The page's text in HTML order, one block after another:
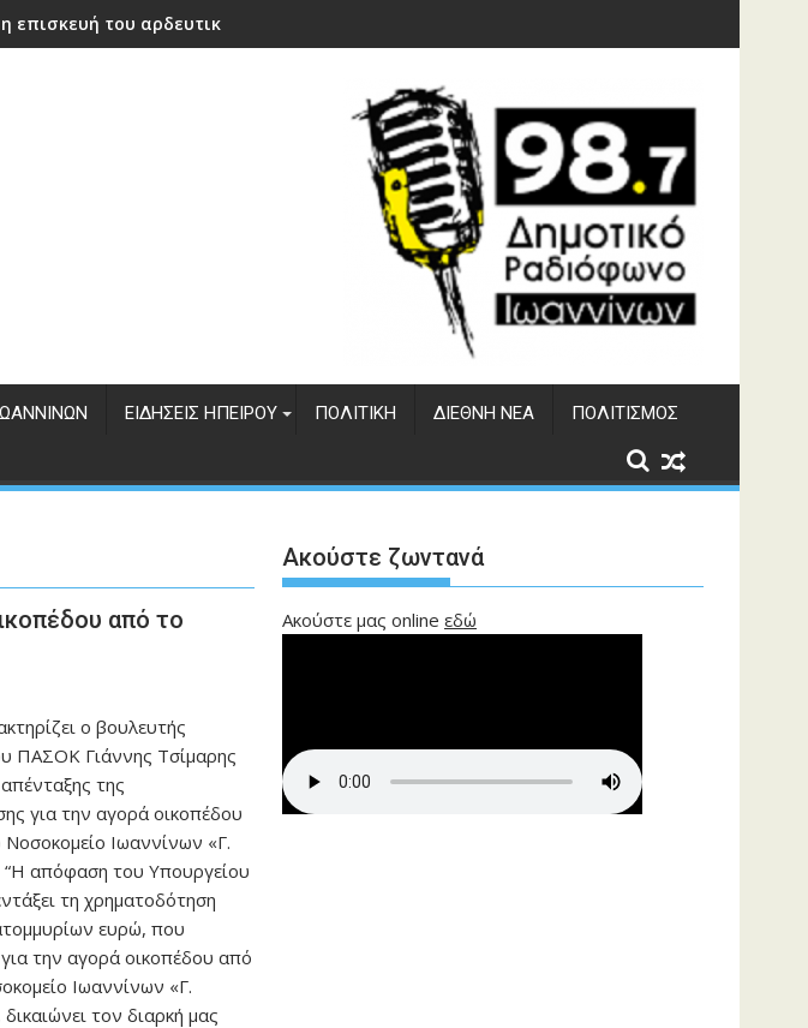
επισκευή του αρδευτικού φράγματος Αώου
ΕΙΔΉΣΕΙΣ ΗΠΕΊΡΟΥ ΠΟΛΙΤΙΚΉ ΔΙΕΘΝΉ ΝΈΑ ΠΟΛΙΤΙΣΜΌΣ
από το
ο βουλευτής
ΠΑΣΟΚ Γιάννης Τσίμαρης
της
για την αγορά οικοπέδου
Νοσοκομείο Ιωαννίνων «Γ.
“Η απόφαση του Υπουργείου
τη χρηματοδότηση
ευρώ, που
την αγορά οικοπέδου από
Ιωαννίνων «Γ.
τον διαρκή μας
Ακούστε ζωντανά
Ακούστε μας online εδώ